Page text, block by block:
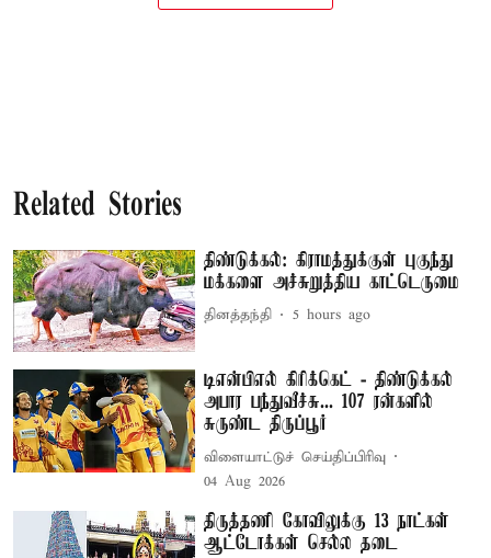
Related Stories
திண்டுக்கல்: கிராமத்துக்குள் புகுந்து
மக்களை அச்சுறுத்திய காட்டெருமை
தினத்தந்தி 5 hours ago
டிஎன்பிஎல் கிரிக்கெட் - திண்டுக்கல்
அபார பந்துவீச்சு... 107 ரன்களில்
சுருண்ட திருப்பூர்
விளையாட்டுச் செய்திப்பிரிவு
04 Aug 2026
திருத்தணி கோவிலுக்கு 13 நாட்கள்
ஆட்டோக்கள் செல்ல தடை